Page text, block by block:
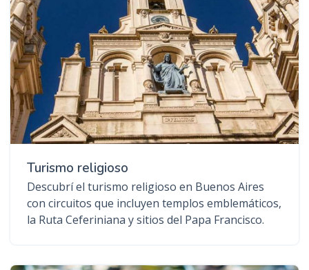
Turismo religioso
Descubrí el turismo religioso en Buenos Aires
con circuitos que incluyen templos emblemáticos,
la Ruta Ceferiniana y sitios del Papa Francisco.